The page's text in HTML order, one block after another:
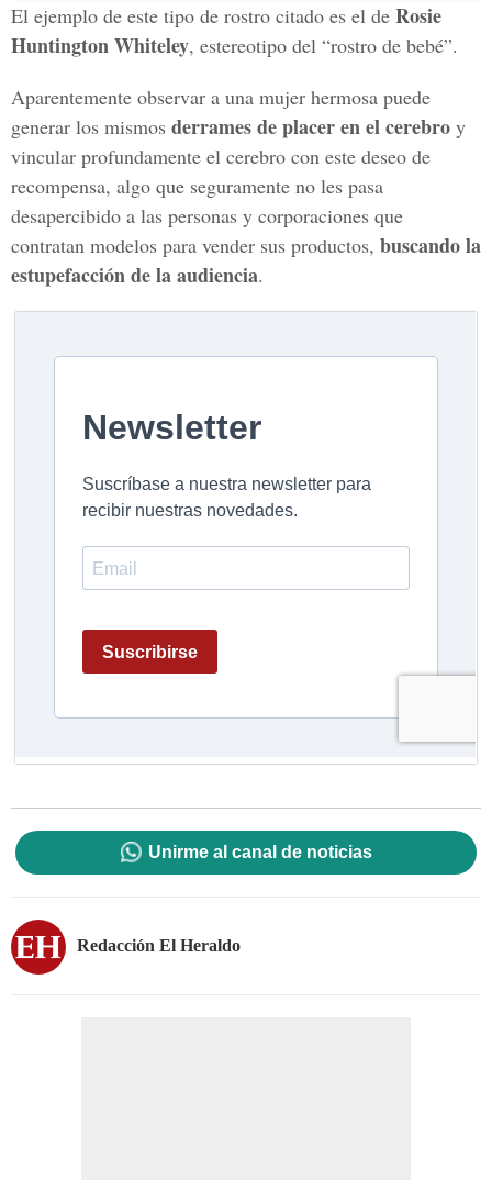
El ejemplo de este tipo de rostro citado es el de Rosie
Huntington Whiteley, estereotipo del “rostro de bebé”.
Aparentemente observar a una mujer hermosa puede
generar los mismos derrames de placer en el cerebro y
vincular profundamente el cerebro con este deseo de
recompensa, algo que seguramente no les pasa
desapercibido a las personas y corporaciones que
contratan modelos para vender sus productos, buscando la
estupefacción de la audiencia.
Unirme al canal de noticias
Redacción El Heraldo